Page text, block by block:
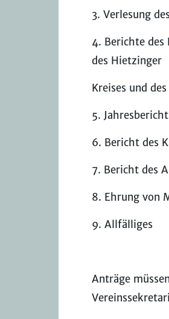
3. Verlesung
4. Berichte des
des Hietzinger
Kreises und
5.
6. Bericht des
7. Bericht des
8. Ehrung von
9. Allfälliges
Anträge